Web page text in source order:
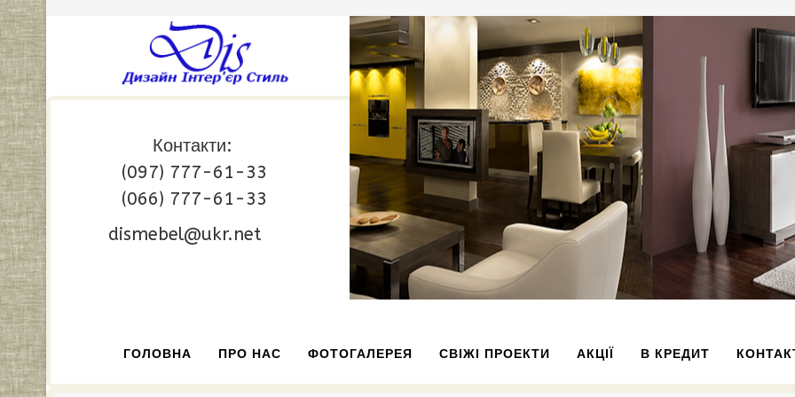
Контакти:
(097) 777-61-33
(066) 777-61-33
dismebel@ukr.net
ГОЛОВНА ПРО НАС ФОТОГАЛЕРЕЯ СВІЖІ ПРОЕКТИ АКЦІЇ В КРЕДИТ